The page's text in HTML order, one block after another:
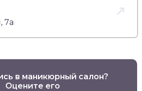
7а
в маникюрный салон?
Оцените его